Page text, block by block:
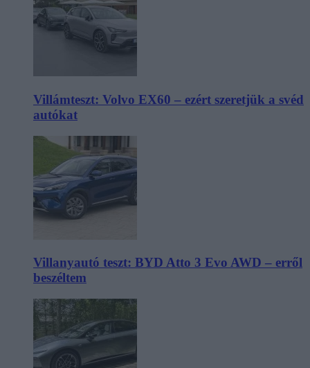
Villámteszt: Volvo EX60 – ezért szeretjük a svéd
autókat
Villanyautó teszt: BYD Atto 3 Evo AWD – erről
beszéltem